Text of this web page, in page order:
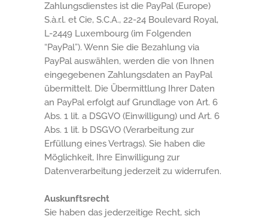
Zahlungsdienstes ist die PayPal (Europe)
S.à.r.l. et Cie, S.C.A., 22-24 Boulevard Royal,
L-2449 Luxembourg (im Folgenden
“PayPal”). Wenn Sie die Bezahlung via
PayPal auswählen, werden die von Ihnen
eingegebenen Zahlungsdaten an PayPal
übermittelt. Die Übermittlung Ihrer Daten
an PayPal erfolgt auf Grundlage von Art. 6
Abs. 1 lit. a DSGVO (Einwilligung) und Art. 6
Abs. 1 lit. b DSGVO (Verarbeitung zur
Erfüllung eines Vertrags). Sie haben die
Möglichkeit, Ihre Einwilligung zur
Datenverarbeitung jederzeit zu widerrufen.
Auskunftsrecht
Sie haben das jederzeitige Recht, sich